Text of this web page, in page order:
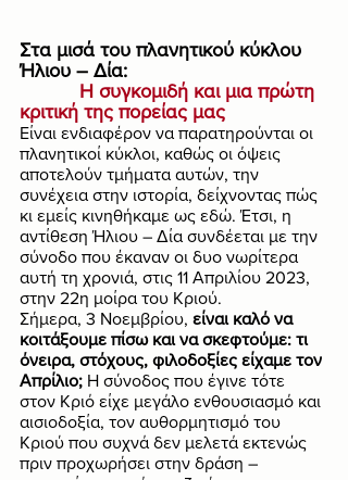
Στα μισά του πλανητικού κύκλου
Ήλιου – Δία:
κριτική της πορείας μας
Είναι ενδιαφέρον να παρατηρούνται οι
πλανητικοί κύκλοι, καθώς οι όψεις
αποτελούν τμήματα αυτών, την
συνέχεια στην ιστορία, δείχνοντας πώς
κι εμείς κινηθήκαμε ως εδώ. Έτσι, η
αντίθεση Ήλιου – Δία συνδέεται με την
σύνοδο που έκαναν οι δυο νωρίτερα
αυτή τη χρονιά, στις 11 Απριλίου 2023,
στην 22η μοίρα του Κριού.
Σήμερα, 3 Νοεμβρίου, είναι καλό να
κοιτάξουμε πίσω και να σκεφτούμε: τι
όνειρα, στόχους, φιλοδοξίες είχαμε τον
Απρίλιο; Η σύνοδος που έγινε τότε
στον Κριό είχε μεγάλο ενθουσιασμό και
αισιοδοξία, τον αυθορμητισμό του
Κριού που συχνά δεν μελετά εκτενώς
πριν προχωρήσει στην δράση –